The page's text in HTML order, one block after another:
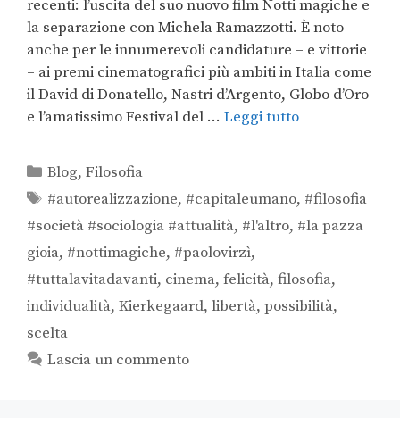
recenti: l’uscita del suo nuovo film Notti magiche e
la separazione con Michela Ramazzotti. È noto
anche per le innumerevoli candidature – e vittorie
– ai premi cinematografici più ambiti in Italia come
il David di Donatello, Nastri d’Argento, Globo d’Oro
e l’amatissimo Festival del … Leggi tutto
Blog,Filosofia
#autorealizzazione, #capitaleumano, #filosofia
#società #sociologia #attualità, #l'altro, #la pazza
gioia, #nottimagiche, #paolovirzì,
#tuttalavitadavanti, cinema, felicità, filosofia,
individualità, Kierkegaard, libertà, possibilità,
scelta
Lascia un commento